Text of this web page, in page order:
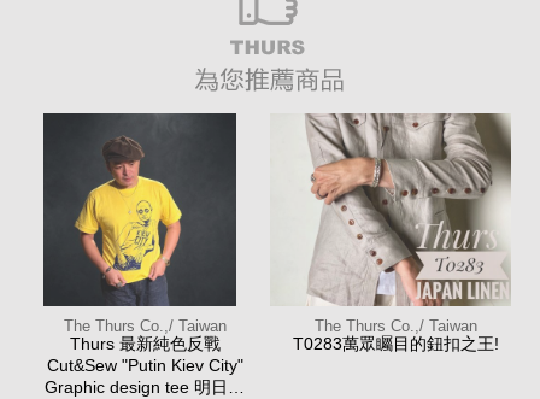
The Thurs Co.,/ Taiwan
Thurs 最新純色反戰
Cut&Sew "Putin Kiev City"
Graphic design tee 明日發
The Thurs Co.,/ Taiwan
T0283萬眾矚目的鈕扣之王!